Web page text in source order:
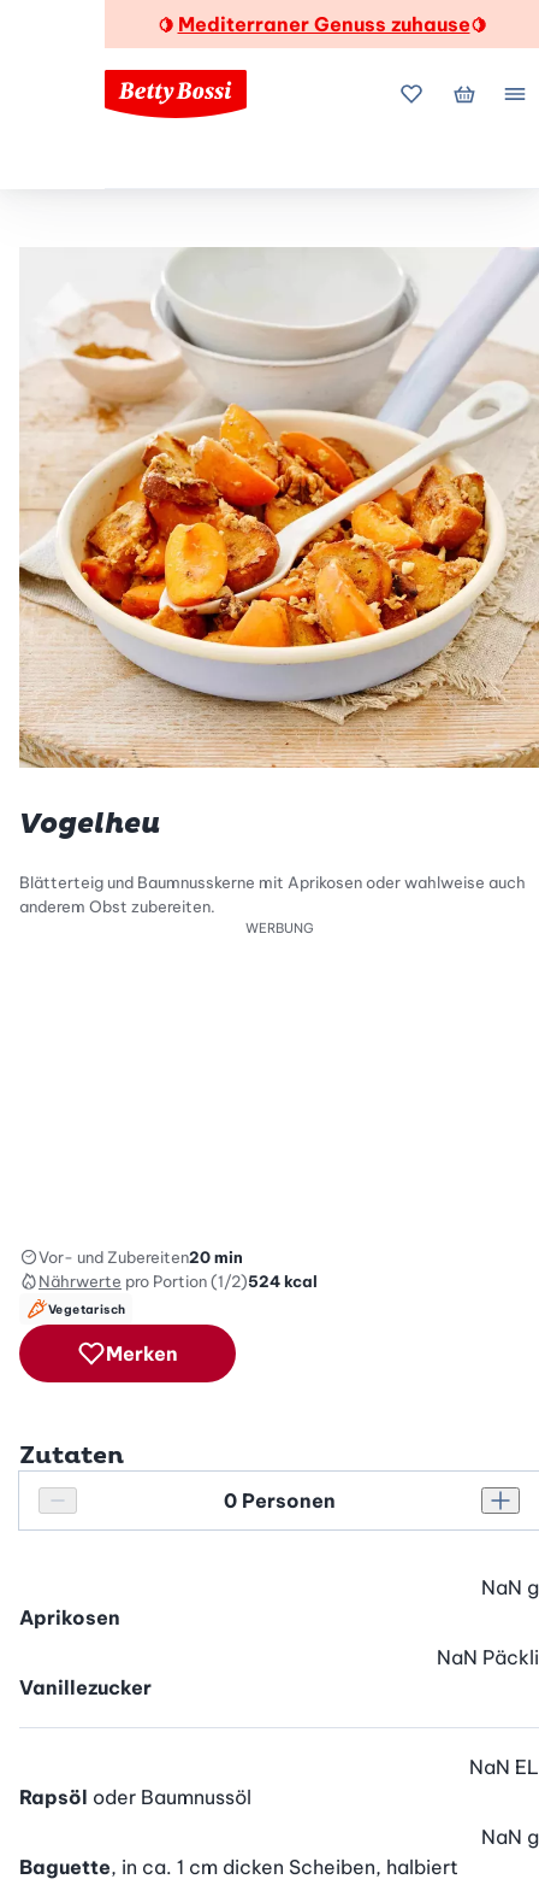
🍋 Mediterraner Genuss zuhause🍋
MeineMein
Vogelheu
Blätterteig und Baumnusskerne mit Aprikosen oder wahlweise auch
anderem Obst zubereiten.
WERBUNG
Vor- und Zubereiten20 min
Nährwerte pro Portion (1/2)524kcal
Vegetarisch
Merken
Zutaten
Personenanzahl verringern
Personenanzahl
Aprikosen
NaN g
Vanillezucker
NaN Päckli
Rapsöl oder Baumnussöl
NaN EL
Baguette, in ca. 1 cm dicken Scheiben, halbiert
NaN g